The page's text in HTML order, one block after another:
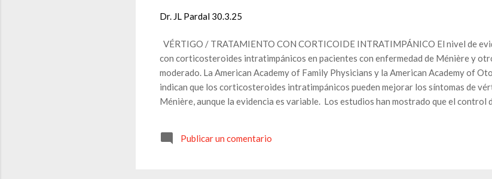
Dr. JL Pardal 30.3.25
VÉRTIGO / TRATAMIENTO CON CORTICOIDE INTRATIMPÁNICO El nivel de
con corticosteroides intratimpánicos en pacientes con enfermedad de Ménière y
moderado. La American Academy of Family Physicians y la American Academy of
indican que los corticosteroides intratimpánicos pueden mejorar los síntomas de
Ménière, aunque la evidencia es variable. Los estudios han mostrado que el
pero con un menor riesgo de pérdida auditiva asociada al tratamiento. [1] Además,
sistemáticas han demostrado que los corticosteroides intratimpánicos pueden
Publicar un comentario